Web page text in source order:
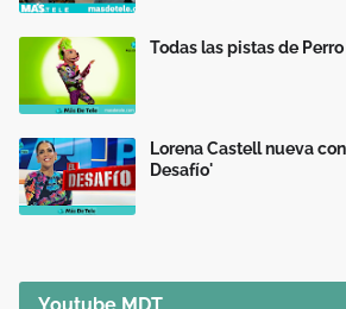
Todas las pistas de
Lorena Castell nueva
Desafío'